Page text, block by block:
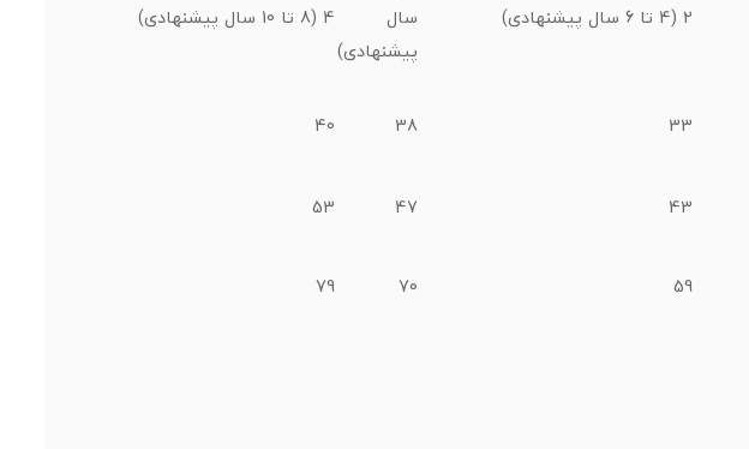
2 (4 تا 6 سال پیشنهادی)
سال
پیشنهادی)
4 (8 تا 10 سال پیشنهادی)
33
38
40
43
47
53
59
70
79